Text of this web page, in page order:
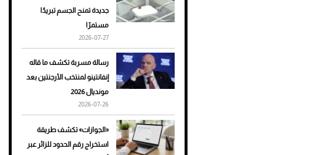
جديدة تمنح الجسم تبريدًا
مستمرًا
2026-07-27
رسالة مسربة تكشف ما قاله
إنفانتينو لمنتخب الأرجنتين بعد
مونديال 2026
2026-07-26
«الجوازات» تكشف طريقة
استخراج رقم الحدود للزائر عبر